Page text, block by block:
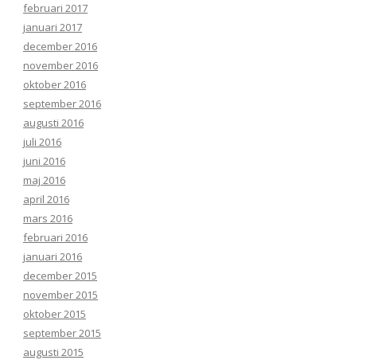
februari 2017
januari 2017
december 2016
november 2016
oktober 2016
september 2016
augusti 2016
juli 2016
juni 2016
maj 2016
april 2016
mars 2016
februari 2016
januari 2016
december 2015
november 2015
oktober 2015
september 2015
augusti 2015